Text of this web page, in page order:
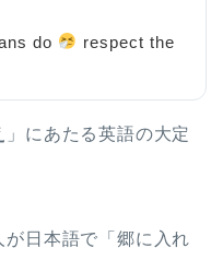
do
respect the
」にあたる英語の大定
日本語で「郷に入れ